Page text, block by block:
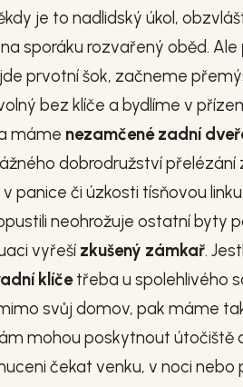
je to nadlidský úkol,
sporáku rozvařený oběd. Ale
prvotní šok, začneme
bez klíče a bydlíme v
máme nezamčené zadní
dobrodružství přelézání
panice či úzkosti tísňovou
neohrožuje ostatní byty
vyřeší zkušený zámkař.
klíčetřeba u spolehlivého
svůj domov, pak máme
mohou poskytnout
čekat venku, v noci nebo